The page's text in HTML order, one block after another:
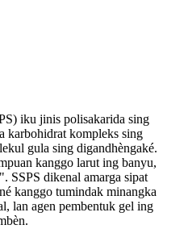
iku jinis polisakarida sing
karbohidrat kompleks sing
gula sing digandhèngaké.
kanggo larut ing banyu,
SSPS dikenal amarga sipat
kanggo tumindak minangka
lan agen pembentuk gel ing